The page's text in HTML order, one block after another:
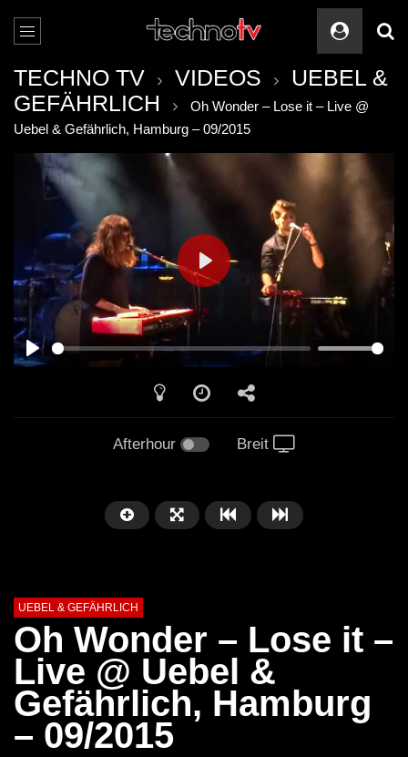
TECHNO TV VIDEOS
UEBEL &
GEFÄHRLICH
Oh Wonder – Lose it – Live @
Uebel & Gefährlich, Hamburg – 09/2015
PLAY
PLAY
Afterhour Breit
UEBEL & GEFÄHRLICH
Oh Wonder – Lose it –
Live @ Uebel &
Gefährlich, Hamburg
– 09/2015